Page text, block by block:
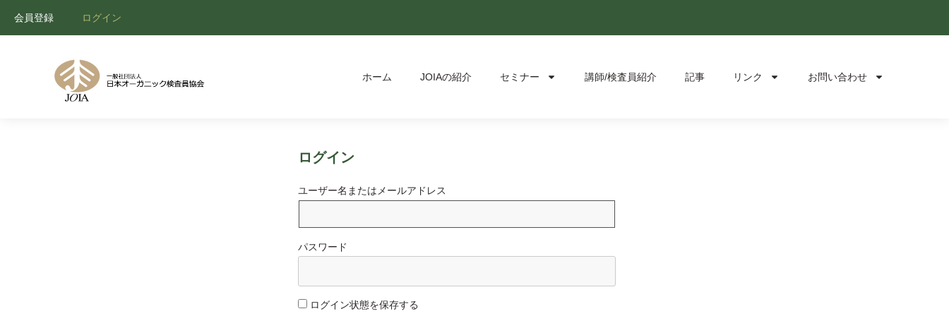
会員登録 ログイン
ホーム JOIAの紹介 セミナー 講師/検査員紹介 記事 リンク お問い合わせ
ログイン
ユーザー名またはメールアドレス
パスワード
ログイン状態を保存する